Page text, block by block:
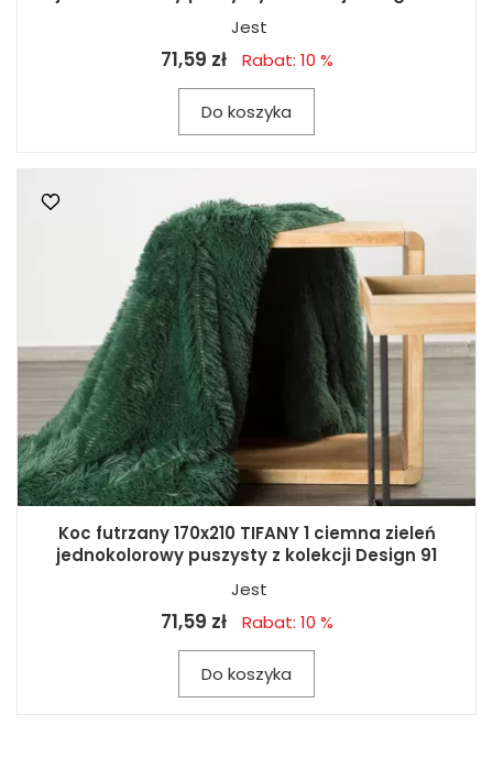
Jest
71,59 zł Rabat: 10 %
Do koszyka
Koc futrzany 170x210 TIFANY 1 ciemna zieleń
jednokolorowy puszysty z kolekcji Design 91
Jest
71,59 zł Rabat: 10 %
Do koszyka